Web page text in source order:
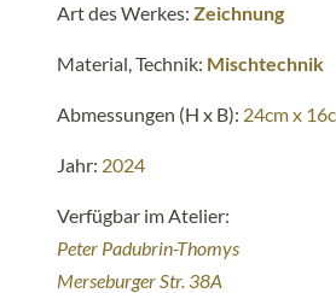
Art des Werkes: Zeichnung
Material, Technik: Mischtechnik
Abmessungen (H x B): 24cm x
Jahr: 2024
Verfügbar im Atelier:
Peter Padubrin-Thomys
Merseburger Str. 38A